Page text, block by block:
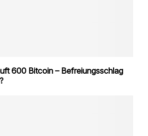
600 Bitcoin – Befreiungsschlag